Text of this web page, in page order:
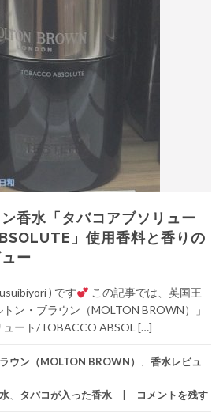
香水「タバコアブソリュー
」使用香料と香りの
ー
) です
この記事では、英国王
ン・ブラウン（MOLTON BROWN）」
ート/TOBACCO ABSOL […]
ウン（MOLTON BROWN） 、 香水レビュ
、 タバコが入った香水 コメントを残す